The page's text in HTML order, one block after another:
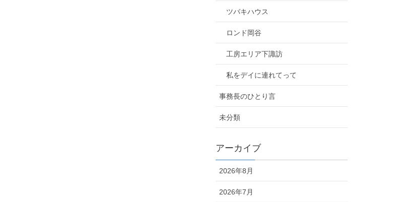
ツバキハウス
ロンド岡谷
工房エリア下諏訪
私をデイに連れてって
事務長のひとり言
未分類
アーカイブ
2026年8月
2026年7月